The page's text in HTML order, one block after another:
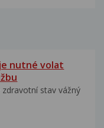
nutné volat
stav vážný